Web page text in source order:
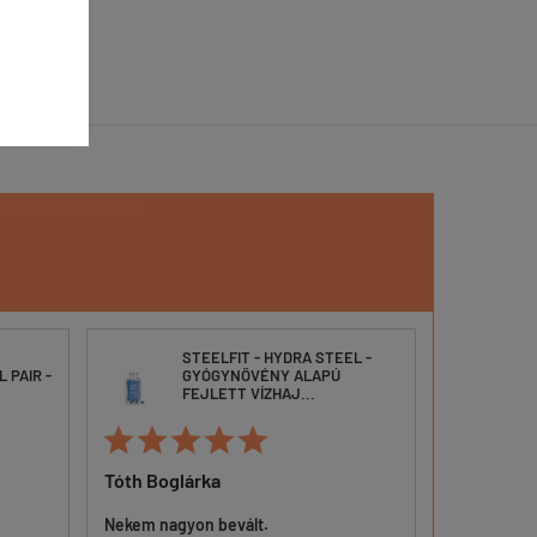
PAIR -
STEELFIT - HYDRA STEEL -
GYÓGYNÖVÉNY ALAPÚ
FEJLETT VÍZHAJ...

Tóth Boglárka
Nekem nagyon bevált.